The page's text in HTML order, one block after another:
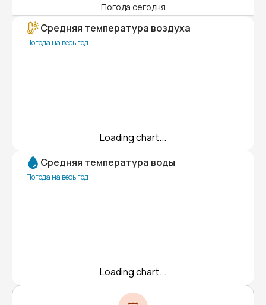
Погода сегодня
Средняя температура воздуха
Погода на весь год
Loading chart...
Средняя температура воды
Погода на весь год
Loading chart...